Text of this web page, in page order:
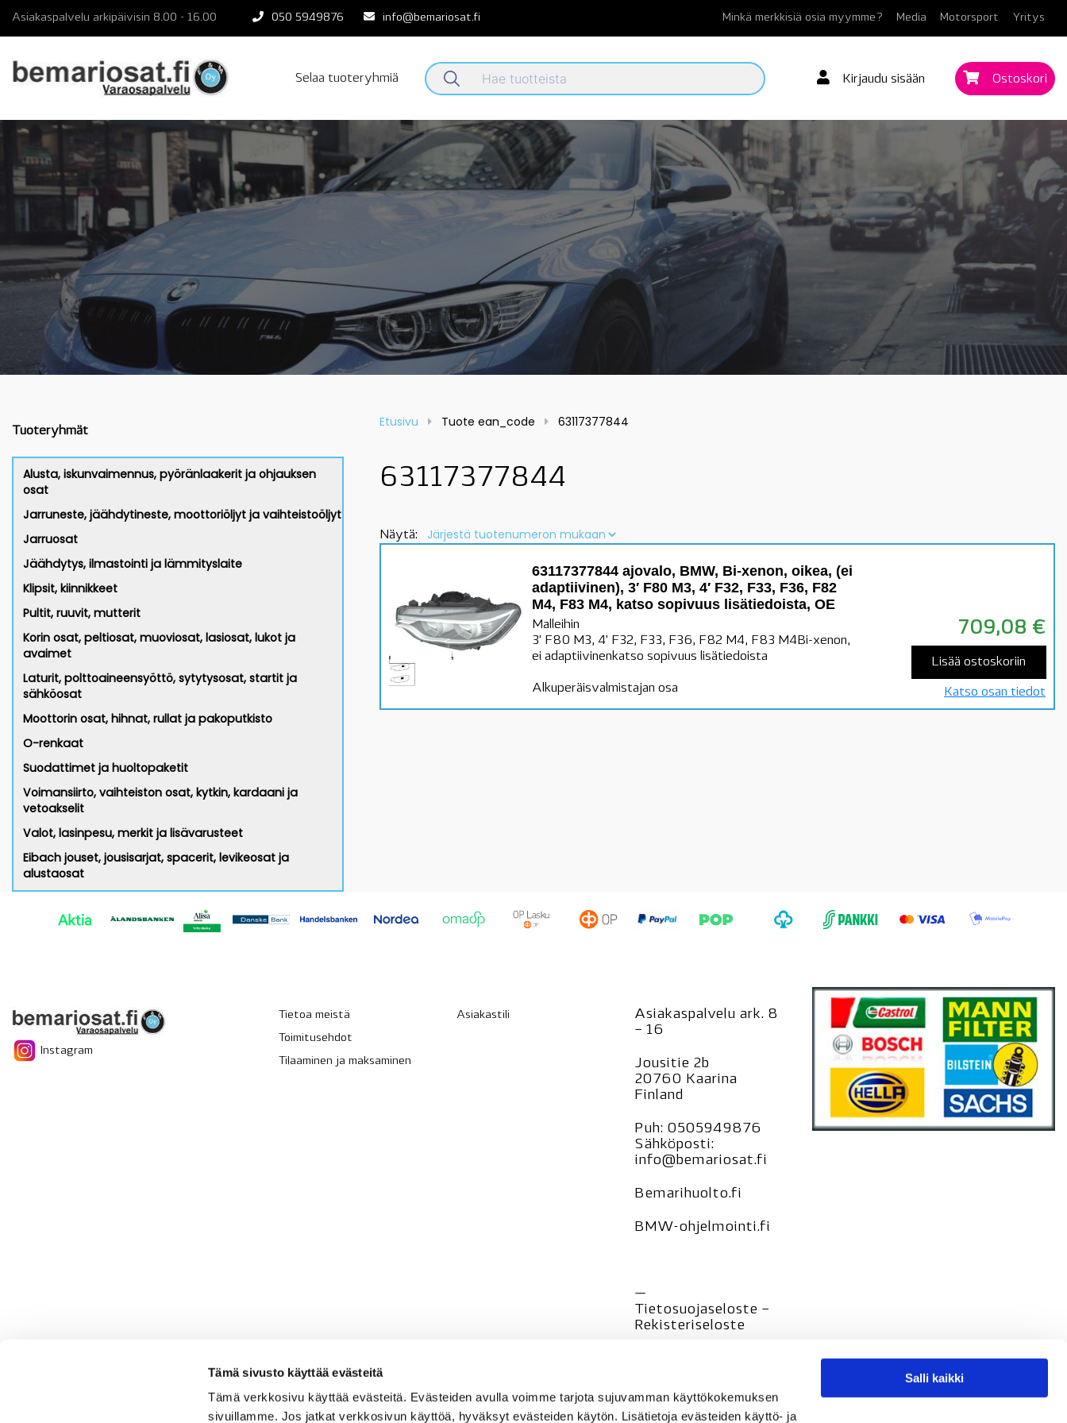
Tämä sivusto käyttää evästeitä
Tämä verkkosivu käyttää evästeitä. Evästeiden avulla voimme tarjota sujuvamman käyttökokemuksen
sivuillamme. Jos jatkat verkkosivun käyttöä, hyväksyt evästeiden käytön. Lisätietoja evästeiden käyttö- ja
Salli kaikki
content
Asiakaspalvelu arkipäivisin 8.00 - 16.00 050 5949876 info@bemariosat.fi Minkä merkkisiä osia myymme? Media Motorsport Yritys
Selaa tuoteryhmiä Kirjaudu sisään Ostoskori
Tuoteryhmät
Alusta, iskunvaimennus, pyöränlaakerit ja ohjauksen
osat
Jarruneste, jäähdytineste, moottoriöljyt ja vaihteistoöljyt
Jarruosat
Jäähdytys, ilmastointi ja lämmityslaite
Klipsit, kiinnikkeet
Pultit, ruuvit, mutterit
Korin osat, peltiosat, muoviosat, lasiosat, lukot ja
avaimet
Laturit, polttoaineensyöttö, sytytysosat, startit ja
sähköosat
Moottorin osat, hihnat, rullat ja pakoputkisto
O-renkaat
Suodattimet ja huoltopaketit
Voimansiirto, vaihteiston osat, kytkin, kardaani ja
vetoakselit
Valot, lasinpesu, merkit ja lisävarusteet
Eibach jouset, jousisarjat, spacerit, levikeosat ja
alustaosat
Etusivu Tuote ean_code 63117377844
63117377844
Näytä:
63117377844 ajovalo, BMW, Bi-xenon, oikea, (ei
adaptiivinen), 3′ F80 M3, 4′ F32, F33, F36, F82
M4, F83 M4, katso sopivuus lisätiedoista, OE
Malleihin
3' F80 M3, 4' F32, F33, F36, F82 M4, F83 M4Bi-xenon,
ei adaptiivinenkatso sopivuus lisätiedoista
Alkuperäisvalmistajan osa
709,08 €
Lisää ostoskoriin
Katso osan tiedot
Instagram
Tietoa meistä
Toimitusehdot
Tilaaminen ja maksaminen
Asiakastili
Asiakaspalvelu ark. 8
– 16
Jousitie 2b
20760 Kaarina
Finland
Puh: 0505949876
Sähköposti:
info@bemariosat.fi
Bemarihuolto.fi
BMW-ohjelmointi.fi
—
Tietosuojaseloste –
Rekisteriseloste